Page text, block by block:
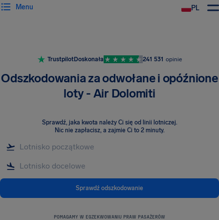
PL
Menu
TrustpilotDoskonała 241 531 opinie
Odszkodowania za odwołane i opóźnione
loty - Air Dolomiti
Sprawdź, jaka kwota należy Ci się od linii lotniczej.
Nic nie zapłacisz, a zajmie Ci to 2 minuty.
Sprawdź odszkodowanie
POMAGAMY W EGZEKWOWANIU PRAW PASAŻERÓW